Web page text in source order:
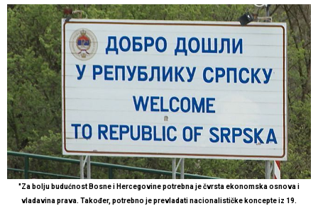
"Za bolju budućnost Bosne i Hercegovine potrebna je čvrsta ekonomska osnova i
vladavina prava. Također, potrebno je prevladati nacionalističke koncepte iz 19.